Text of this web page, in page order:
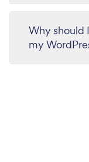
Why should
my